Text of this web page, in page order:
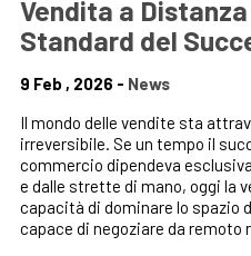
Vendita a
Standard del
9 Feb , 2026 - News
Il mondo delle vendite sta
irreversibile. Se un tempo il
commercio dipendeva
e dalle strette di mano, oggi la
capacità di dominare lo spazio
capace di negoziare da remoto